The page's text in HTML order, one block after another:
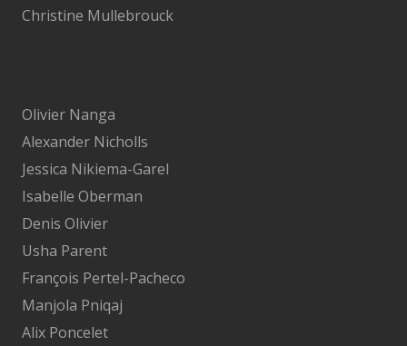
Christine Mullebrouck
Olivier Nanga
Alexander Nicholls
Jessica Nikiema-Garel
Isabelle Oberman
Denis Olivier
Usha Parent
François Pertel-Pacheco
Manjola Pniqaj
Alix Poncelet